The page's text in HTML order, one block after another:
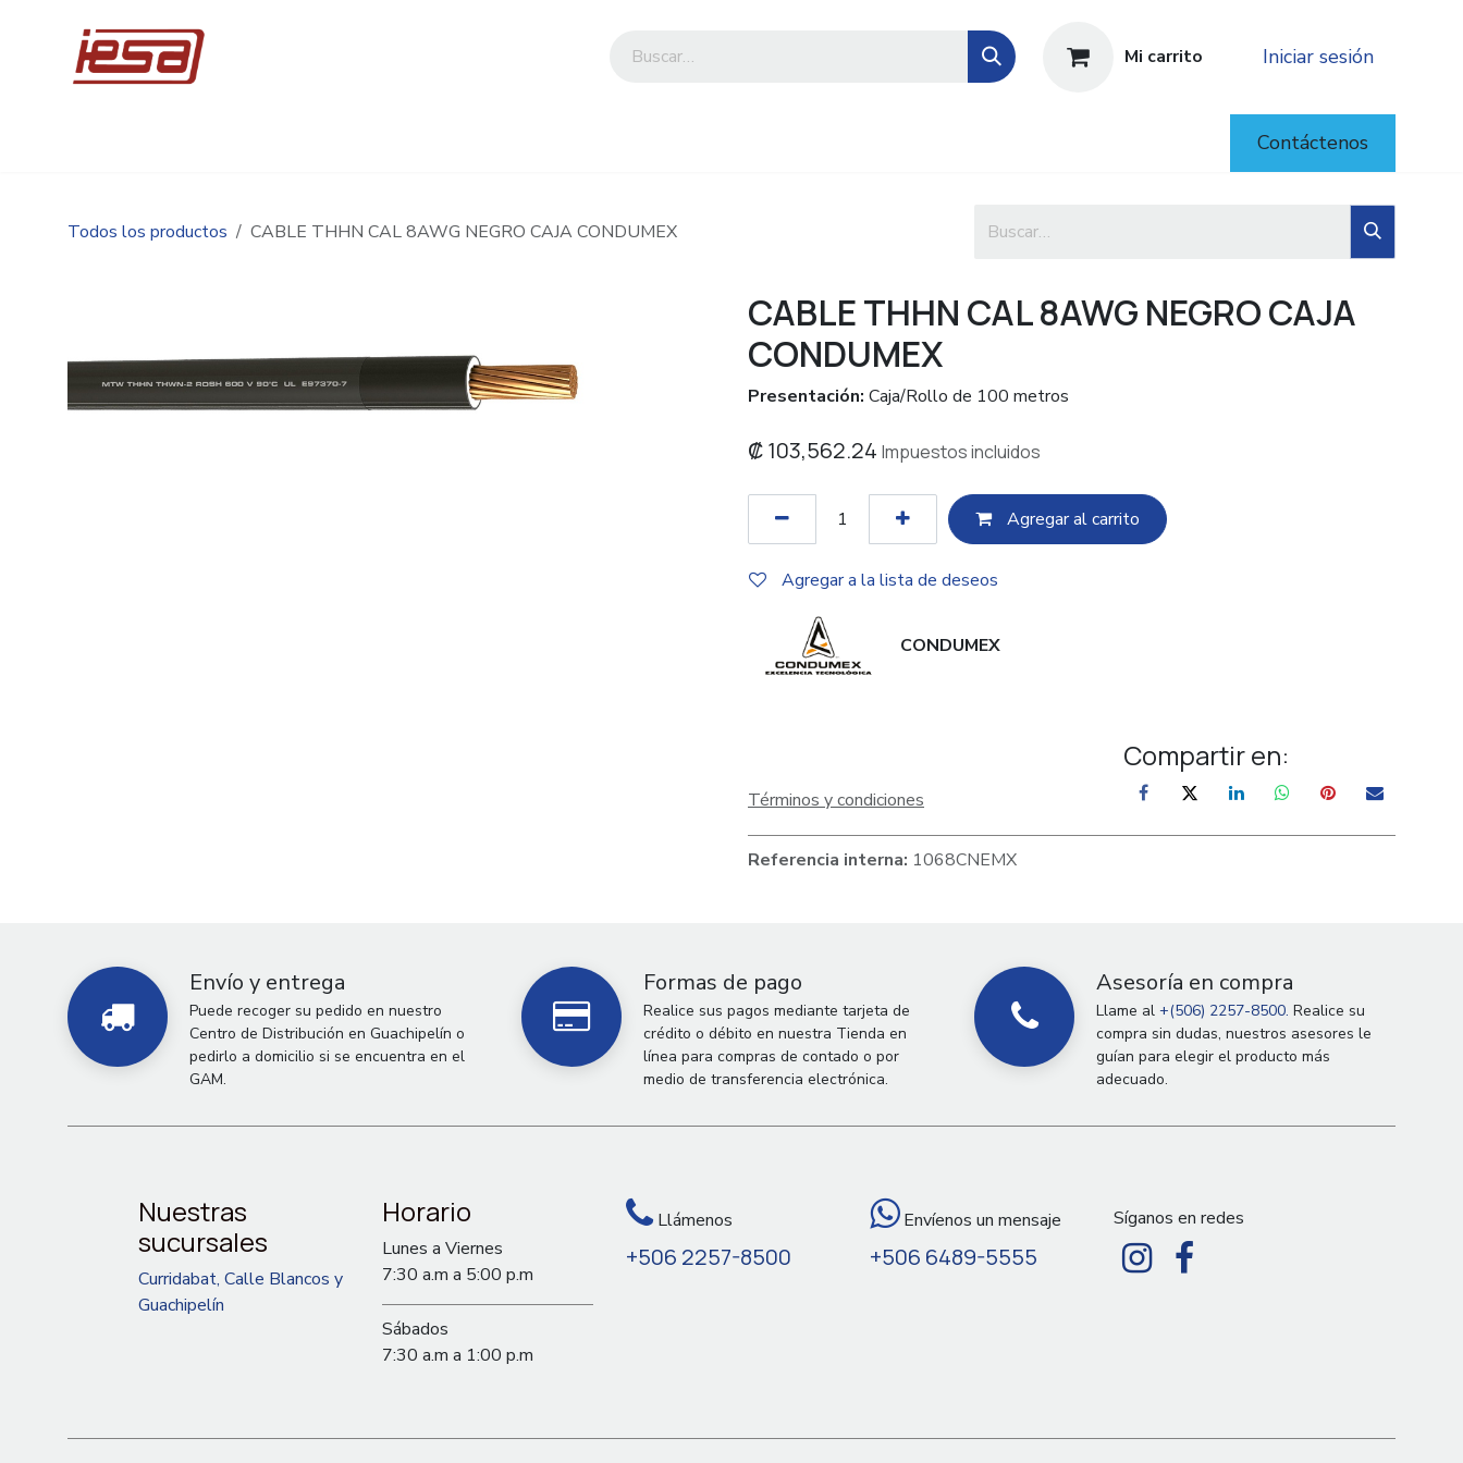
Mi carrito
Iniciar sesión
Contáctenos
Todos los productos CABLE THHN CAL 8AWG NEGRO CAJA CONDUMEX
CABLE THHN CAL 8AWG NEGRO CAJA
CONDUMEX
Presentación: Caja/Rollo de 100 metros
₡103,562.24 Impuestos incluidos
Agregar al c​​arrito
Agregar a la lista de deseos
CONDUMEX
Términos y condiciones
Compartir en:
Referencia interna: 1068CNEMX
Envío y entrega
Puede recoger su pedido en nuestro
Centro de Distribución en Guachipelín o
pedirlo a domicilio si se encuentra en el
GAM.
Formas de pago
Realice sus pagos mediante tarjeta de
crédito o débito en nuestra Tienda en
línea para compras de contado o por
medio de transferencia electrónica.
Asesoría en compra
Llame al+(506) 2257-8500. Realice su
compra sin dudas, nuestros asesores le
guían para elegir el producto más
adecuado.
Nuestras
sucursales
Curridabat, Calle Blancos y
Guachipelín
Horario
Lunes a Viernes
7:30 a.m a 5:00 p.m
Sábados
7:30 a.m a 1:00 p.m
Llámenos
+506 2257-8500
Envíenos un mensaje
+506 6489-5555
Síganos en redes